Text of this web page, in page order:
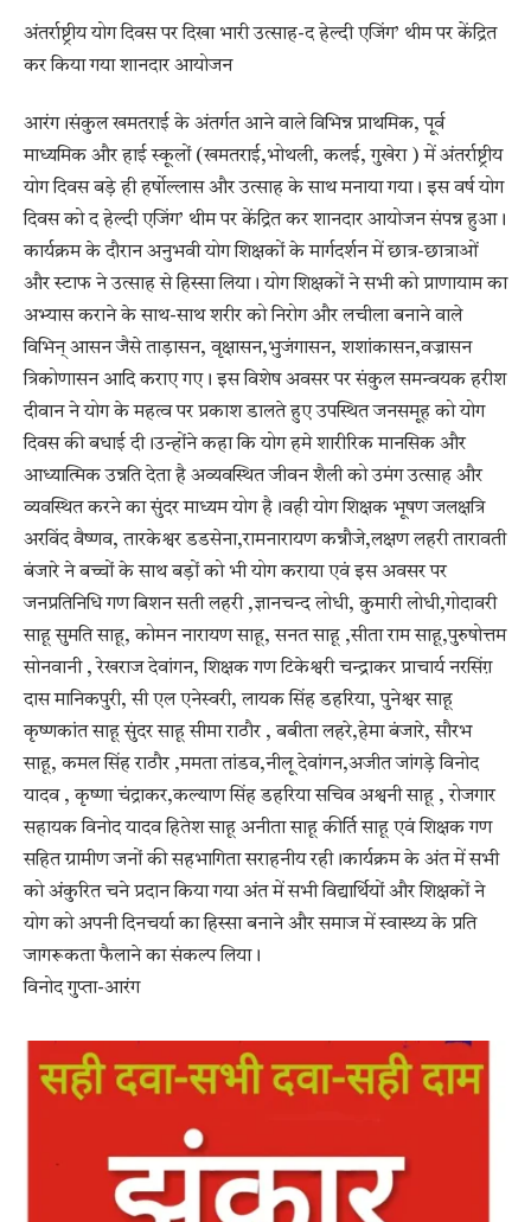
अंतर्राष्ट्रीय योग दिवस पर दिखा भारी उत्साह-द हेल्दी एजिंग’ थीम पर केंद्रित
कर किया गया शानदार आयोजन
आरंग।संकुल खमतराई के अंतर्गत आने वाले विभिन्न प्राथमिक, पूर्व
माध्यमिक और हाई स्कूलों (खमतराई,भोथली, कलई, गुखेरा ) में अंतर्राष्ट्रीय
योग दिवस बड़े ही हर्षोल्लास और उत्साह के साथ मनाया गया। इस वर्ष योग
दिवस को द हेल्दी एजिंग’ थीम पर केंद्रित कर शानदार आयोजन संपन्न हुआ।
कार्यक्रम के दौरान अनुभवी योग शिक्षकों के मार्गदर्शन में छात्र-छात्राओं
और स्टाफ ने उत्साह से हिस्सा लिया। योग शिक्षकों ने सभी को प्राणायाम का
अभ्यास कराने के साथ-साथ शरीर को निरोग और लचीला बनाने वाले
विभिन् आसन जैसे ताड़ासन, वृक्षासन,भुजंगासन, शशांकासन,वज्रासन
त्रिकोणासन आदि कराए गए। इस विशेष अवसर पर संकुल समन्वयक हरीश
दीवान ने योग के महत्व पर प्रकाश डालते हुए उपस्थित जनसमूह को योग
दिवस की बधाई दी।उन्होंने कहा कि योग हमे शारीरिक मानसिक और
आध्यात्मिक उन्नति देता है अव्यवस्थित जीवन शैली को उमंग उत्साह और
व्यवस्थित करने का सुंदर माध्यम योग है।वही योग शिक्षक भूषण जलक्षत्रि
अरविंद वैष्णव, तारकेश्वर डडसेना,रामनारायण कन्नौजे,लक्षण लहरी तारावती
बंजारे ने बच्चों के साथ बड़ों को भी योग कराया एवं इस अवसर पर
जनप्रतिनिधि गण बिशन सती लहरी ,ज्ञानचन्द लोधी, कुमारी लोधी,गोदावरी
साहू सुमति साहू, कोमन नारायण साहू, सनत साहू ,सीता राम साहू,पुरुषोत्तम
सोनवानी , रेखराज देवांगन, शिक्षक गण टिकेश्वरी चन्द्राकर प्राचार्य नरसिंग़
दास मानिकपुरी, सी एल एनेस्वरी, लायक सिंह डहरिया, पुनेश्वर साहू
कृष्णकांत साहू सुंदर साहू सीमा राठौर , बबीता लहरे,हेमा बंजारे, सौरभ
साहू, कमल सिंह राठौर ,ममता तांडव,नीलू देवांगन,अजीत जांगड़े विनोद
यादव , कृष्णा चंद्राकर,कल्याण सिंह डहरिया सचिव अश्वनी साहू , रोजगार
सहायक विनोद यादव हितेश साहू अनीता साहू कीर्ति साहू एवं शिक्षक गण
सहित ग्रामीण जनों की सहभागिता सराहनीय रही।कार्यक्रम के अंत में सभी
को अंकुरित चने प्रदान किया गया अंत में सभी विद्यार्थियों और शिक्षकों ने
योग को अपनी दिनचर्या का हिस्सा बनाने और समाज में स्वास्थ्य के प्रति
जागरूकता फैलाने का संकल्प लिया।
विनोद गुप्ता-आरंग